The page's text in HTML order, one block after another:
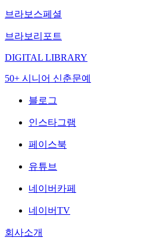
브라보스페셜
브라보리포트
DIGITAL LIBRARY
50+ 시니어 신춘문예
블로그
인스타그램
페이스북
유튜브
네이버카페
네이버TV
회사소개